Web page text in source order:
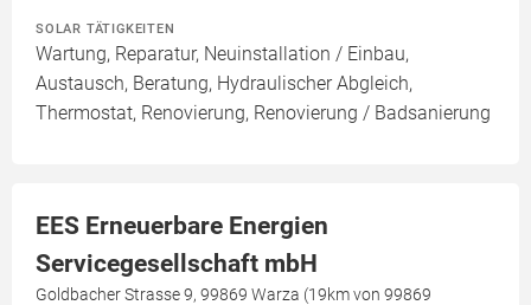
SOLAR TÄTIGKEITEN
Wartung, Reparatur, Neuinstallation / Einbau,
Austausch, Beratung, Hydraulischer Abgleich,
Thermostat, Renovierung, Renovierung / Badsanierung
EES Erneuerbare Energien
Servicegesellschaft mbH
Goldbacher Strasse 9, 99869 Warza (19km von 99869